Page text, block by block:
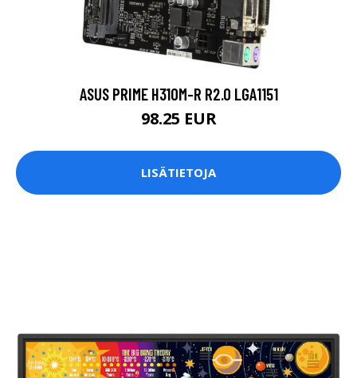
ASUS PRIME H310M-R R2.0 LGA1151
98.25 EUR
LISÄTIETOJA